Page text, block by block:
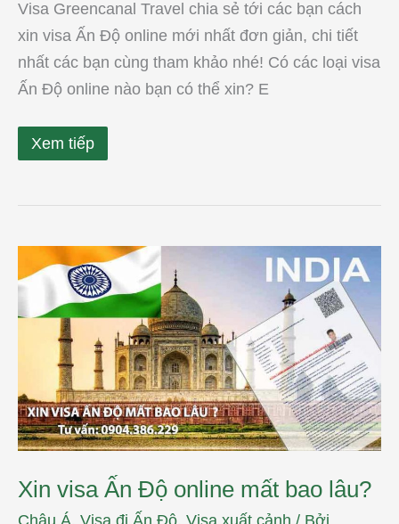
Visa Greencanal Travel chia sẻ tới các bạn cách
xin visa Ấn Độ online mới nhất đơn giản, chi tiết
nhất các bạn cùng tham khảo nhé! Có các loại visa
Ấn Độ online nào bạn có thể xin? E
Xem tiếp
Xin visa Ấn Độ online mất bao lâu?
Châu Á, Visa đi Ấn Độ, Visa xuất cảnh / Bởi
Xin
visa
online
mất
lâu?